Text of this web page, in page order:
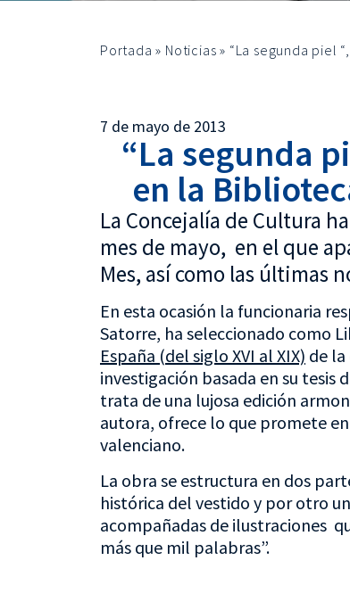
Portada » Noticias » “La segunda piel
7 de mayo de 2013
“La segunda
en la
La Concejalía de Cultura
mes de mayo, en el que
Mes, así como las últimas
En esta ocasión la funcionaria
Satorre, ha seleccionado como
España (del siglo XVI al XIX) de
investigación basada en su tesis
trata de una lujosa edición
autora, ofrece lo que promete
valenciano.
La obra se estructura en dos
histórica del vestido y por otro
acompañadas de ilustraciones
más que mil palabras”.